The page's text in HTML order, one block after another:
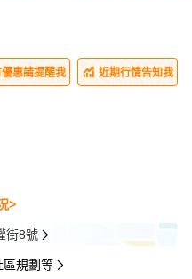
惠請提醒我 近期行情告知我
>
街8號
區規劃等